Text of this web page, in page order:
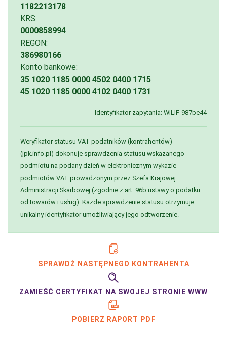
1182213178
KRS:
0000858994
REGON:
386980166
Konto bankowe:
35 1020 1185 0000 4502 0400 1715
45 1020 1185 0000 4102 0400 1731
Identyfikator zapytania: WlLIF-987be44
Weryfikator statusu VAT podatników (kontrahentów)
(jpk.info.pl) dokonuje sprawdzenia statusu wskazanego
podmiotu na podany dzień w elektronicznym wykazie
podmiotów VAT prowadzonym przez Szefa Krajowej
Administracji Skarbowej (zgodnie z art. 96b ustawy o podatku
od towarów i usług). Każde sprawdzenie statusu otrzymuje
unikalny identyfikator umożliwiający jego odtworzenie.
SPRAWDŹ NASTĘPNEGO KONTRAHENTA
ZAMIEŚĆ CERTYFIKAT NA SWOJEJ STRONIE WWW
POBIERZ RAPORT PDF